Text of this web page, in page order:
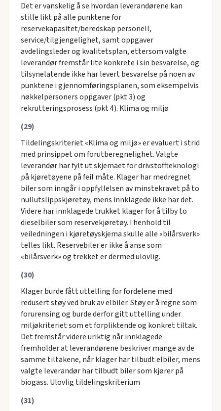
Det er vanskelig å se hvordan leverandørene kan
stille likt på alle punktene for
reservekapasitet/beredskap personell,
service/tilgjengelighet, samt oppgaver
avdelingsleder og kvalitetsplan, ettersom valgte
leverandør fremstår lite konkrete i sin besvarelse, og
tilsynelatende ikke har levert besvarelse på noen av
punktene i gjennomføringsplanen, som eksempelvis
nøkkelpersoners oppgaver (pkt 3) og
rekrutteringsprosess (pkt 4). Klima og miljø
(29)
Tildelingskriteriet «Klima og miljø» er evaluert i strid
med prinsippet om forutberegnelighet. Valgte
leverandør har fylt ut skjemaet for drivstoffteknologi
på kjøretøyene på feil måte. Klager har medregnet
biler som inngår i oppfyllelsen av minstekravet på to
nullutslippskjøretøy, mens innklagede ikke har det.
Videre har innklagede trukket klager for å tilby to
dieselbiler som reservekjøretøy. I henhold til
veiledningen i kjøretøyskjema skulle alle «bilårsverk»
telles likt. Reservebiler er ikke å anse som
«bilårsverk» og trekket er dermed ulovlig.
(30)
Klager burde fått uttelling for fordelene med
redusert støy ved bruk av elbiler. Støy er å regne som
forurensing og burde derfor gitt uttelling under
miljøkriteriet som et forpliktende og konkret tiltak.
Det fremstår videre uriktig når innklagede
fremholder at leverandørene beskriver mange av de
samme tiltakene, når klager har tilbudt elbiler, mens
valgte leverandør har tilbudt biler som kjører på
biogass. Ulovlig tildelingskriterium
(31)